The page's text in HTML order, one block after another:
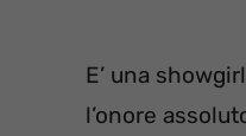
E’ una
l’onore